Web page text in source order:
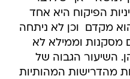
הפיקוח היא אחד
מקדם  וכן לא ניתחה
מסקנות וממילא לא
השיעור הגבוה של
מהדרישות המהותיות